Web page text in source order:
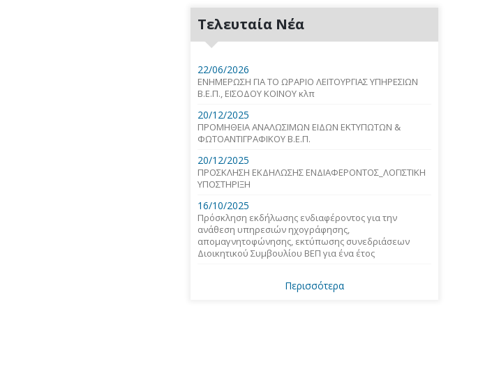
Τελευταία Νέα
22/06/2026
ΕΝΗΜΕΡΩΣΗ ΓΙΑ ΤΟ ΩΡΑΡΙΟ ΛΕΙΤΟΥΡΓΙΑΣ ΥΠΗΡΕΣΙΩΝ
Β.Ε.Π., ΕΙΣΟΔΟΥ ΚΟΙΝΟΥ κλπ
20/12/2025
ΠΡΟΜΗΘΕΙΑ ΑΝΑΛΩΣΙΜΩΝ ΕΙΔΩΝ ΕΚΤΥΠΩΤΩΝ &
ΦΩΤΟΑΝΤΙΓΡΑΦΙΚΟΥ Β.Ε.Π.
20/12/2025
ΠΡΟΣΚΛΗΣΗ ΕΚΔΗΛΩΣΗΣ ΕΝΔΙΑΦΕΡΟΝΤΟΣ_ΛΟΓΙΣΤΙΚΗ
ΥΠΟΣΤΗΡΙΞΗ
16/10/2025
Πρόσκληση εκδήλωσης ενδιαφέροντος για την
ανάθεση υπηρεσιών ηχογράφησης,
απομαγνητοφώνησης, εκτύπωσης συνεδριάσεων
Διοικητικού Συμβουλίου ΒΕΠ για ένα έτος
Περισσότερα